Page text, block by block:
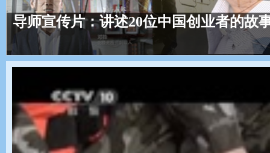
导师宣传片：讲述20位中国创业者的故